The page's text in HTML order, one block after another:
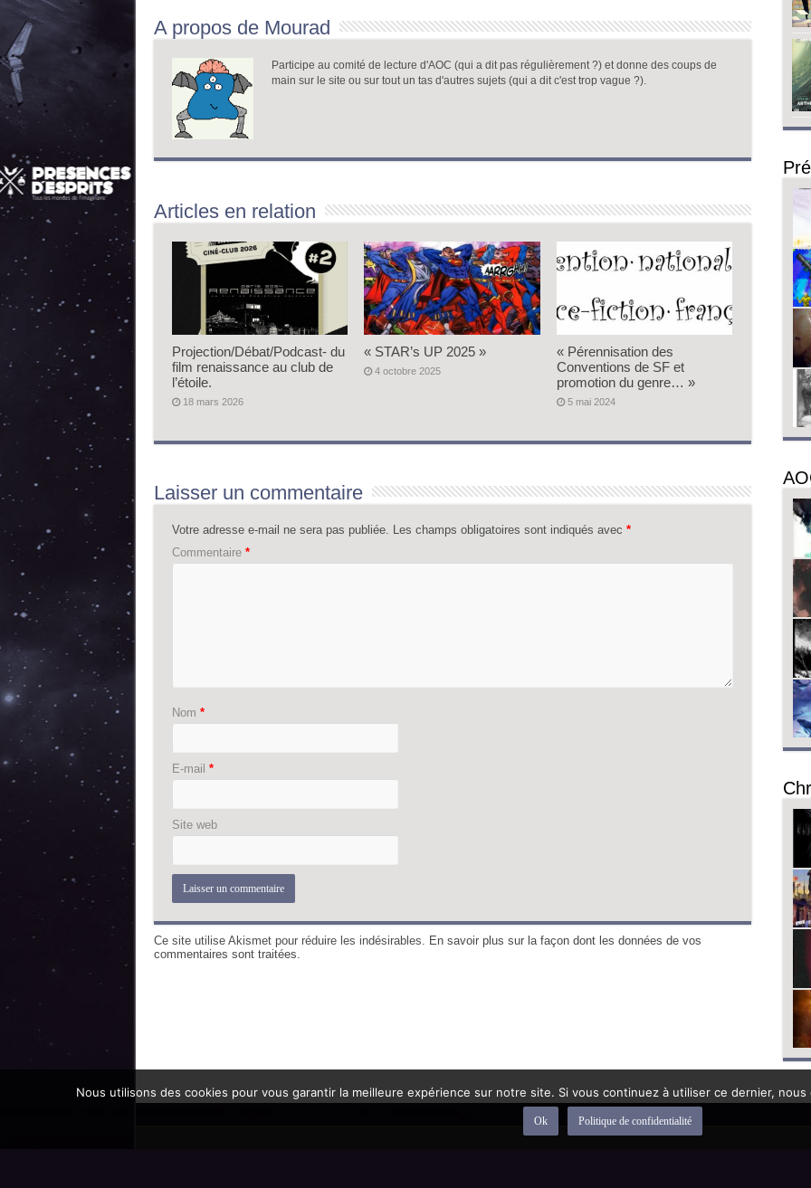
A propos de Mourad
Participe au comité de lecture d'AOC (qui a dit pas régulièrement ?) et donne des coups de
main sur le site ou sur tout un tas d'autres sujets (qui a dit c'est trop vague ?).
Articles en relation
Projection/Débat/Podcast- du
film renaissance au club de
l’étoile.
18 mars 2026
« STAR’s UP 2025 »
4 octobre 2025
« Pérennisation des
Conventions de SF et
promotion du genre… »
5 mai 2024
Laisser un commentaire
Votre adresse e-mail ne sera pas publiée. Les champs obligatoires sont indiqués avec *
Commentaire *
Nom *
E-mail *
Site web
Ce site utilise Akismet pour réduire les indésirables. En savoir plus sur la façon dont les données de vos
commentaires sont traitées.
Nous utilisons des cookies pour vous garantir la meilleure expérience sur notre site. Si vous continuez à utiliser ce dernier,
Ok Politique de confidentialité